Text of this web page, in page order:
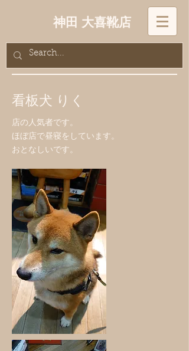
神田 大喜靴店
看板犬 りく
店の人気者です。
ほぼ店で昼寝をしています。
おとなしいです。